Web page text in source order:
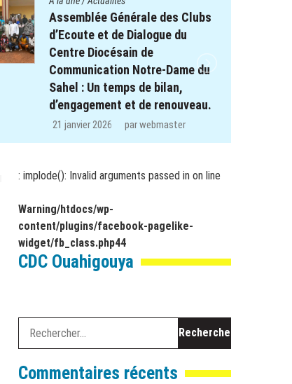
Quatre cent soixante-deux (462)
enfants des clubs d’écoute du
projet REPERE retrouvent le
chemin de l’école dans les
régions de Koulsé et de Yaadga.
29 décembre 2025 par webmaster
: implode(): Invalid arguments passed in on line
Warning/htdocs/wp-
content/plugins/facebook-pagelike-
widget/fb_class.php44
CDC Ouahigouya
Commentaires récents